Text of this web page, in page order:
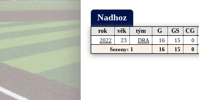
Nadhoz
rok věk tým G GS CG
2022 23 DRA 16 15 0
Sezony: 1
16 15 0